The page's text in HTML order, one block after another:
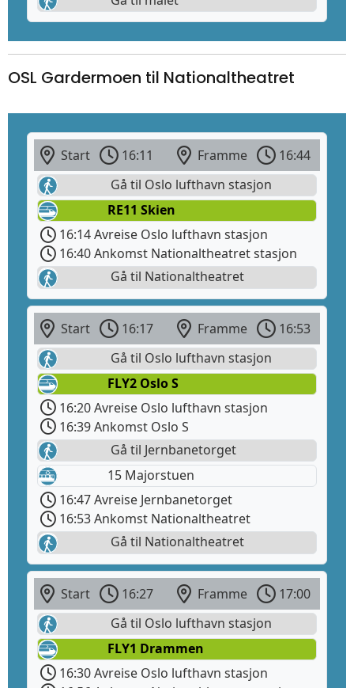
OSL Gardermoen til Nationaltheatret
Start 16:11 Framme
16:44
Gå til Oslo lufthavn stasjon
RE11 Skien
16:14 Avreise Oslo lufthavn stasjon
16:40 Ankomst Nationaltheatret stasjon
Gå til Nationaltheatret
Start 16:17 Framme
16:53
Gå til Oslo lufthavn stasjon
FLY2 Oslo S
16:20 Avreise Oslo lufthavn stasjon
16:39 Ankomst Oslo S
Gå til Jernbanetorget
15 Majorstuen
16:47 Avreise Jernbanetorget
16:53 Ankomst Nationaltheatret
Gå til Nationaltheatret
Start 16:27 Framme
17:00
Gå til Oslo lufthavn stasjon
FLY1 Drammen
16:30 Avreise Oslo lufthavn stasjon